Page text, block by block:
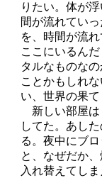
りたい。体が
間が流れてい
を、時間が流
ここにいるん
タルなものな
ことかもしれ
い、世界の果て
新しい部屋は
してた。あし
る。夜中にブ
と、なぜだか
入れ替えてし